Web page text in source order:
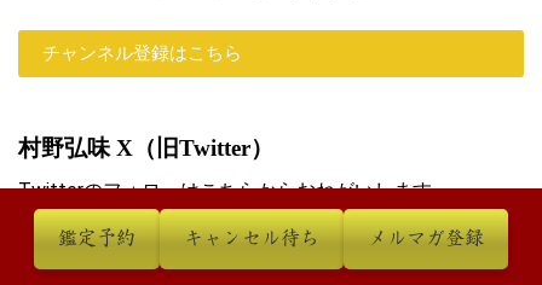
チャンネル登録はこちら
村野弘味 X（旧Twitter）
Twitterのフォローはこちらからおねがいします。
鑑定予約 キャンセル待ち メルマガ登録